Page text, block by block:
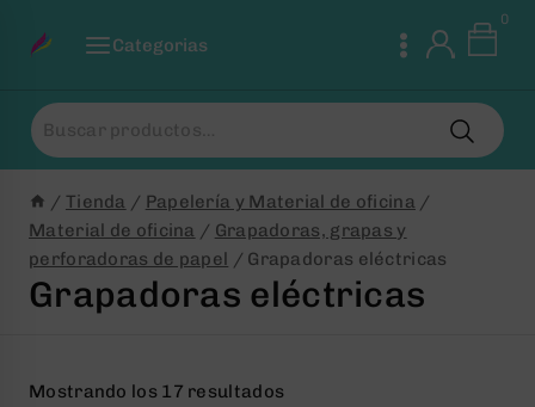
Categorias
0
Buscar
por:
/ Tienda / Papelería y Material de oficina /
Material de oficina / Grapadoras, grapas y
perforadoras de papel / Grapadoras eléctricas
Grapadoras eléctricas
Mostrando los 17 resultados